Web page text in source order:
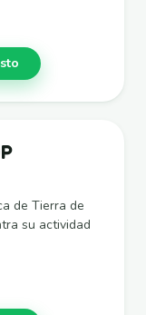
de Tierra de
su actividad